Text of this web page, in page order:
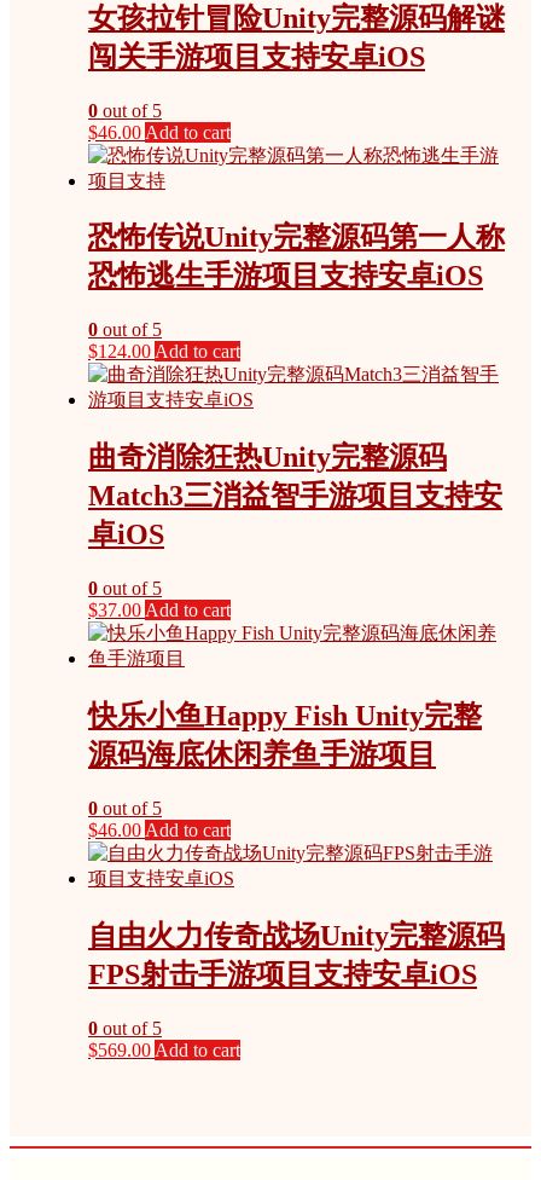
女孩拉针冒险Unity完整源码解谜
闯关手游项目支持安卓iOS
0 out of 5
$46.00 Add to cart
恐怖传说Unity完整源码第一人称
恐怖逃生手游项目支持安卓iOS
0 out of 5
$124.00 Add to cart
曲奇消除狂热Unity完整源码
Match3三消益智手游项目支持安
卓iOS
0 out of 5
$37.00 Add to cart
快乐小鱼Happy Fish Unity完整
源码海底休闲养鱼手游项目
0 out of 5
$46.00 Add to cart
自由火力传奇战场Unity完整源码
FPS射击手游项目支持安卓iOS
0 out of 5
$569.00 Add to cart